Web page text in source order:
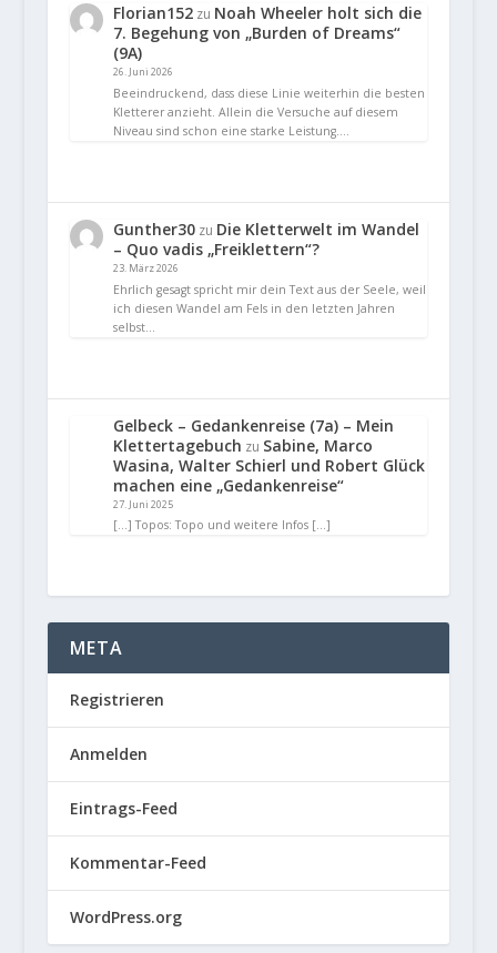
Florian152zu Noah Wheeler holt sich die
7. Begehung von „Burden of Dreams“
(9A)
26. Juni 2026
Beeindruckend, dass diese Linie weiterhin die besten
Kletterer anzieht. Allein die Versuche auf diesem
Niveau sind schon eine starke Leistung.…
Gunther30zu Die Kletterwelt im Wandel
– Quo vadis „Freiklettern“?
23. März 2026
Ehrlich gesagt spricht mir dein Text aus der Seele, weil
ich diesen Wandel am Fels in den letzten Jahren
selbst…
Gelbeck – Gedankenreise (7a) – Mein
Klettertagebuch zu Sabine, Marco
Wasina, Walter Schierl und Robert Glück
machen eine „Gedankenreise“
27. Juni 2025
[…] Topos: Topo und weitere Infos […]
META
Registrieren
Anmelden
Eintrags-Feed
Kommentar-Feed
WordPress.org